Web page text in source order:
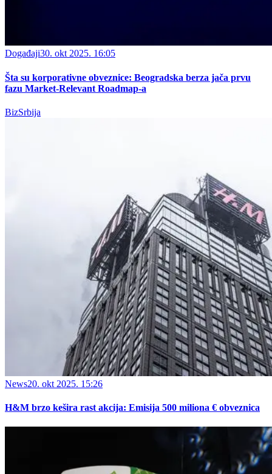
Događaji30. okt 2025. 16:05
Šta su korporativne obveznice: Beogradska berza jača prvu
fazu Market-Relevant Roadmap-a
BizSrbija
News20. okt 2025. 15:26
H&M brzo kešira rast akcija: Emisija 500 miliona € obveznica